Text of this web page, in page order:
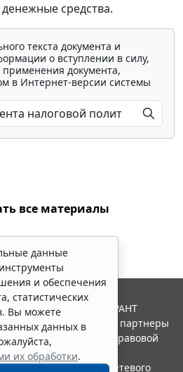
средства.
текста документа и
о вступлении в силу,
документа,
в Интернет-версии системы
все материалы
данные
и обеспечения
статистических
Вы можете
данных в
их обработки.
2026. Система ГАРАНТ
Компания "Гарант" и ее партнеры
ассоциации правовой
в качестве сетевого